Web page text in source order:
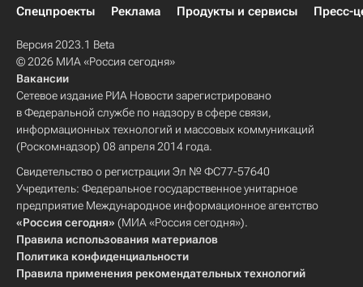
Спецпроекты
Реклама Продукты и сервисы Пресс-
Версия 2023.1 Beta
© 2026 МИА «Россия сегодня»
Вакансии
Сетевое издание РИА Новости зарегистрировано
в Федеральной службе по надзору в сфере связи,
информационных технологий и массовых коммуникаций
(Роскомнадзор) 08 апреля 2014 года.
Свидетельство о регистрации Эл № ФС77-57640
Учредитель: Федеральное государственное унитарное
предприятие Международное информационное агентство
«Россия сегодня» (МИА «Россия сегодня»).
Правила использования материалов
Политика конфиденциальности
Правила применения рекомендательных технологий